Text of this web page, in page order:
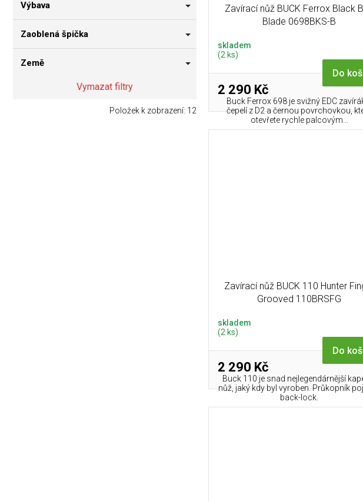
Výbava
Zaoblená špička
Země
Vymazat filtry
Položek k zobrazení: 12
Zavírací nůž BUCK Ferrox Black
Blade 0698BKS-B
skladem
(2 ks)
2 290 Kč
Do
Buck Ferrox 698 je svižný EDC
čepelí z D2 a černou povrchovkou,
otevřete rychle palcovým...
Zavírací nůž BUCK 110 Hunter
Grooved 110BRSFG
skladem
(2 ks)
2 290 Kč
Do
Buck 110 je snad nejlegendárnější
nůž, jaký kdy byl vyroben. Průkopník
back-lock.